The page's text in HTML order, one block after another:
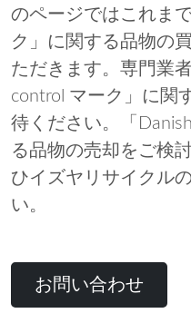
のページではこれま
ク」に関する品物の
ただきます。専門業
control マーク」に関
待ください。「
る品物の売却をご検
ひイズヤリサイクル
い。
お問い合わせ